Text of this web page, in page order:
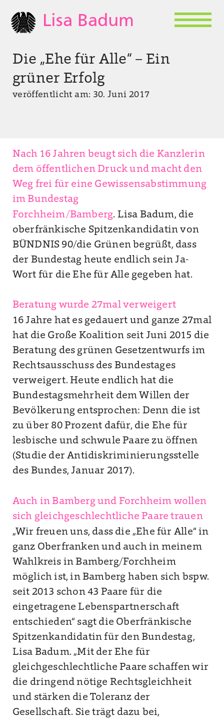
Lisa Badum
Die „Ehe für Alle“ – Ein
grüner Erfolg
veröffentlicht am: 30. Juni 2017
Nach 16 Jahren beugt sich die Kanzlerin
dem öffentlichen Druck und macht den
Weg frei für eine Gewissensabstimmung
im Bundestag
Forchheim/Bamberg. Lisa Badum, die
oberfränkische Spitzenkandidatin von
BÜNDNIS 90/die Grünen begrüßt, dass
der Bundestag heute endlich sein Ja-
Wort für die Ehe für Alle gegeben hat.
Beratung wurde 27mal verweigert
16 Jahre hat es gedauert und ganze 27mal
hat die Große Koalition seit Juni 2015 die
Beratung des grünen Gesetzentwurfs im
Rechtsausschuss des Bundestages
verweigert. Heute endlich hat die
Bundestagsmehrheit dem Willen der
Bevölkerung entsprochen: Denn die ist
zu über 80 Prozent dafür, die Ehe für
lesbische und schwule Paare zu öffnen
(Studie der Antidiskriminierungsstelle
des Bundes, Januar 2017).
Auch in Bamberg und Forchheim wollen
sich gleichgeschlechtliche Paare trauen
„Wir freuen uns, dass die „Ehe für Alle“ in
ganz Oberfranken und auch in meinem
Wahlkreis in Bamberg/Forchheim
möglich ist, in Bamberg haben sich bspw.
seit 2013 schon 43 Paare für die
eingetragene Lebenspartnerschaft
entschieden“ sagt die Oberfränkische
Spitzenkandidatin für den Bundestag,
Lisa Badum. „Mit der Ehe für
gleichgeschlechtliche Paare schaffen wir
die dringend nötige Rechtsgleichheit
und stärken die Toleranz der
Gesellschaft. Sie trägt dazu bei,